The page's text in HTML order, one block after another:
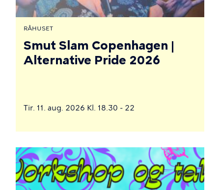
RÅHUSET
Smut Slam Copenhagen |
Alternative Pride 2026
Tir. 11. aug. 2026 Kl. 18.30 - 22